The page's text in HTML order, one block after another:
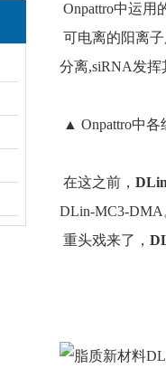
Onpattro中运用
可电离的阳离
分离,siRNA发挥
▲ Onpattro中
在这之前，
DLin-MC3-DMA
重头戏来了，